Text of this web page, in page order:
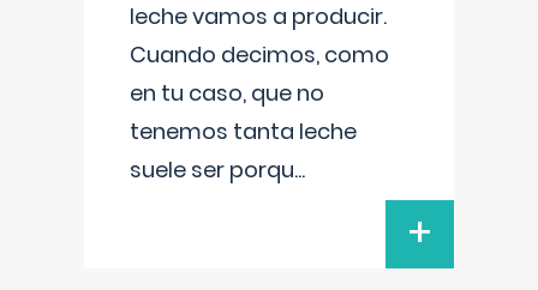
leche vamos a producir.
Cuando decimos, como
en tu caso, que no
tenemos tanta leche
suele ser porqu...
+